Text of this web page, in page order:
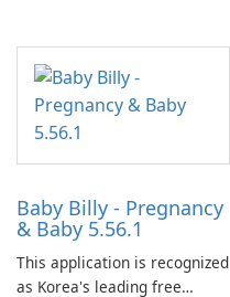
Baby Billy - Pregnancy
& Baby 5.56.1
This application is recognized
as Korea's leading free